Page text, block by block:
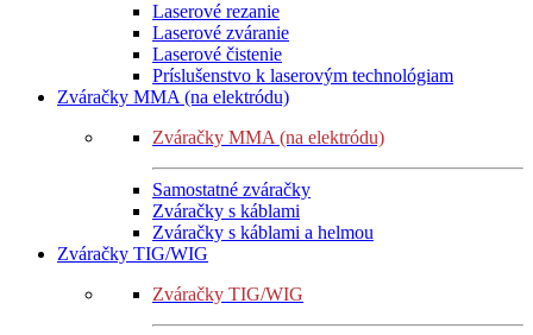
Laserové rezanie
Laserové zváranie
Laserové čistenie
Príslušenstvo k laserovým technológiam
Zváračky MMA (na elektródu)
Zváračky MMA (na elektródu)
Samostatné zváračky
Zváračky s káblami
Zváračky s káblami a helmou
Zváračky TIG/WIG
Zváračky TIG/WIG